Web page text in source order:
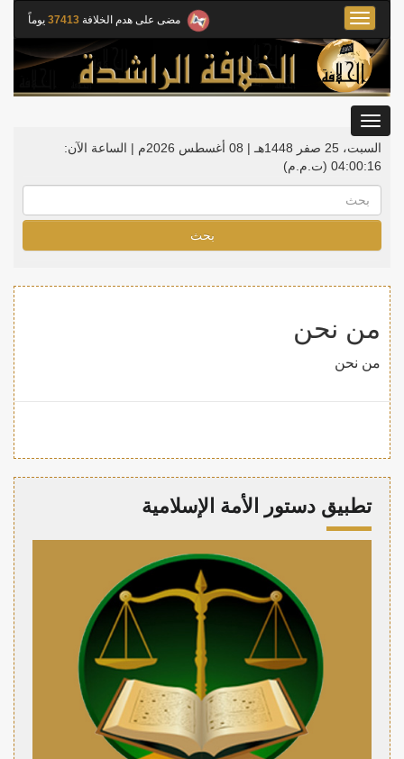
مضى على هدم الخلافة 37413 يوماً
Toggle
navigation
السبت، 25 صفر 1448هـ | 08 أغسطس 2026م |
الساعة الآن:
04:00:16 (ت.م.م)
بحث
من نحن
من نحن
تطبيق دستور الأمة الإسلامية